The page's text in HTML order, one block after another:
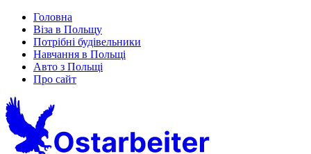
Головна
Віза в Польщу
Потрібні будівельники
Навчання в Польщі
Авто з Польщі
Про сайт